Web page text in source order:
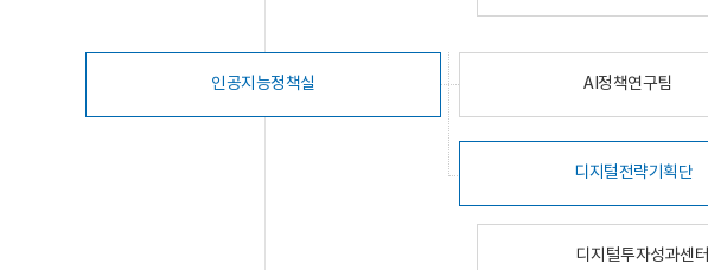
인공지능정책실 AI정책연구팀
디지털전략기획단
디지털투자성과센터